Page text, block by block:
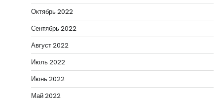
Октябрь 2022
Сентябрь 2022
Август 2022
Июль 2022
Июнь 2022
Май 2022